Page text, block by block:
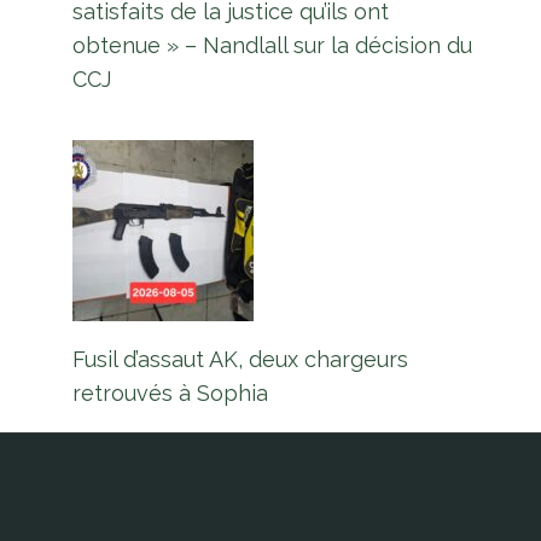
satisfaits de la justice qu’ils ont
obtenue » – Nandlall sur la décision du
CCJ
Fusil d’assaut AK, deux chargeurs
retrouvés à Sophia